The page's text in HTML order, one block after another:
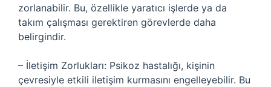
zorlanabilir. Bu, özellikle yaratıcı işlerde ya da
takım çalışması gerektiren görevlerde daha
belirgindir.
– İletişim Zorlukları: Psikoz hastalığı, kişinin
çevresiyle etkili iletişim kurmasını engelleyebilir. Bu